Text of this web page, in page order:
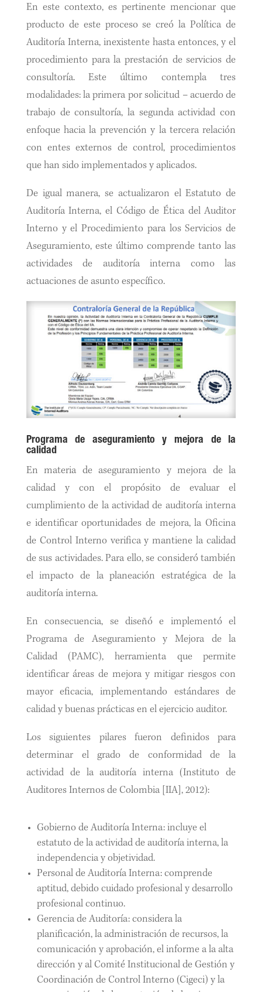
En este contexto, es pertinente mencionar que
producto de este proceso se creó la Política de
Auditoría Interna, inexistente hasta entonces, y el
procedimiento para la prestación de servicios de
consultoría. Este último contempla tres
modalidades: la primera por solicitud – acuerdo de
trabajo de consultoría, la segunda actividad con
enfoque hacia la prevención y la tercera relación
con entes externos de control, procedimientos
que han sido implementados y aplicados.
De igual manera, se actualizaron el Estatuto de
Auditoría Interna, el Código de Ética del Auditor
Interno y el Procedimiento para los Servicios de
Aseguramiento, este último comprende tanto las
actividades de auditoría interna como las
actuaciones de asunto específico.
Programa de aseguramiento y mejora de la
calidad
En materia de aseguramiento y mejora de la
calidad y con el propósito de evaluar el
cumplimiento de la actividad de auditoría interna
e identificar oportunidades de mejora, la Oficina
de Control Interno verifica y mantiene la calidad
de sus actividades. Para ello, se consideró también
el impacto de la planeación estratégica de la
auditoría interna.
En consecuencia, se diseñó e implementó el
Programa de Aseguramiento y Mejora de la
Calidad (PAMC), herramienta que permite
identificar áreas de mejora y mitigar riesgos con
mayor eficacia, implementando estándares de
calidad y buenas prácticas en el ejercicio auditor.
Los siguientes pilares fueron definidos para
determinar el grado de conformidad de la
actividad de la auditoría interna (Instituto de
Auditores Internos de Colombia [IIA], 2012):
Gobierno de Auditoría Interna: incluye el
estatuto de la actividad de auditoría interna, la
independencia y objetividad.
Personal de Auditoría Interna: comprende
aptitud, debido cuidado profesional y desarrollo
profesional continuo.
Gerencia de Auditoría: considera la
planificación, la administración de recursos, la
comunicación y aprobación, el informe a la alta
dirección y al Comité Institucional de Gestión y
Coordinación de Control Interno (Cigeci) y la